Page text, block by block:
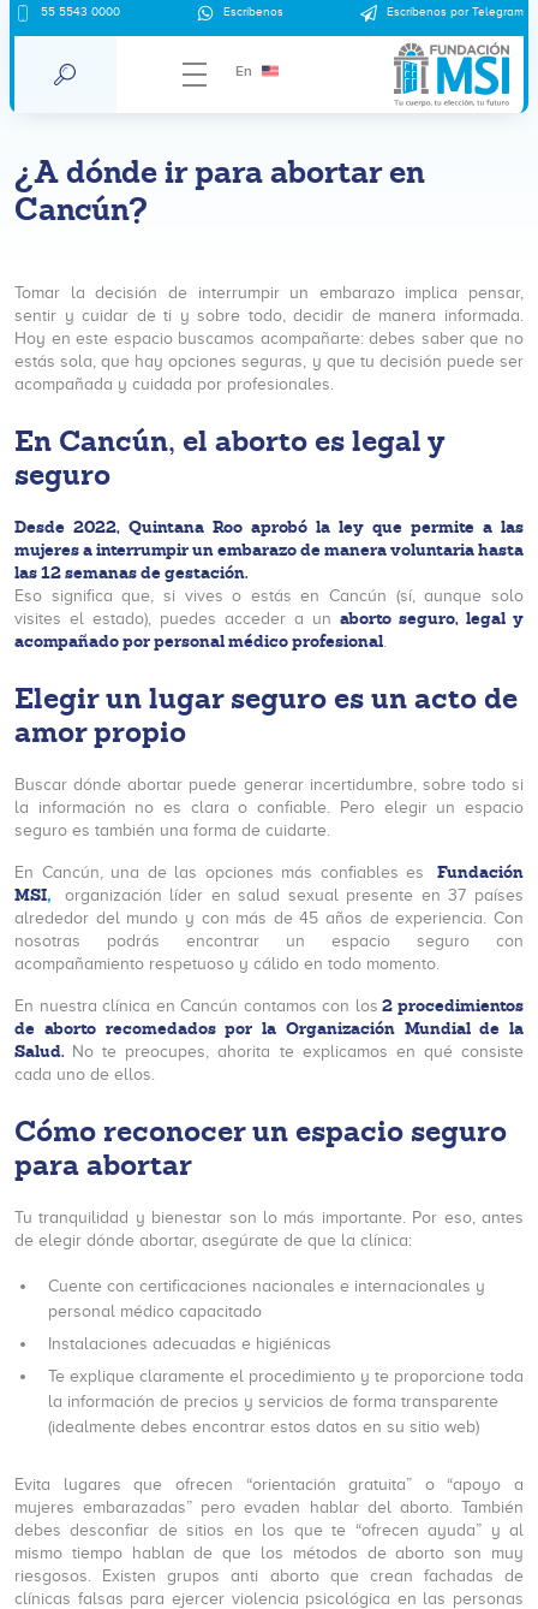
55 5543 0000 Escríbenos Escríbenos por Telegram
En
¿A dónde ir para abortar en
Cancún?
Tomar la decisión de interrumpir un embarazo implica pensar,
sentir y cuidar de ti y sobre todo, decidir de manera informada.
Hoy en este espacio buscamos acompañarte: debes saber que no
estás sola, que hay opciones seguras, y que tu decisión puede ser
acompañada y cuidada por profesionales.
En Cancún, el aborto es legal y
seguro
Desde 2022, Quintana Roo aprobó la ley que permite a las
mujeres a interrumpir un embarazo de manera voluntaria hasta
las 12 semanas de gestación.
Eso significa que, si vives o estás en Cancún (sí, aunque solo
visites el estado), puedes acceder a un aborto seguro, legal y
acompañado por personal médico profesional.
Elegir un lugar seguro es un acto de
amor propio
Buscar dónde abortar puede generar incertidumbre, sobre todo si
la información no es clara o confiable. Pero elegir un espacio
seguro es también una forma de cuidarte.
En Cancún, una de las opciones más confiables es
Fundación
MSI,
organización líder en salud sexual presente en 37 países
alrededor del mundo y con más de 45 años de experiencia. Con
nosotras podrás encontrar un espacio seguro con
acompañamiento respetuoso y cálido en todo momento.
En nuestra clínica en Cancún contamos con los 2 procedimientos
de aborto recomedados por la Organización Mundial de la
Salud. No te preocupes, ahorita te explicamos en qué consiste
cada uno de ellos.
Cómo reconocer un espacio seguro
para abortar
Tu tranquilidad y bienestar son lo más importante. Por eso, antes
de elegir dónde abortar, asegúrate de que la clínica:
Cuente con certificaciones nacionales e internacionales y
personal médico capacitado
Instalaciones adecuadas e higiénicas
Te explique claramente el procedimiento y te proporcione toda
la información de precios y servicios de forma transparente
(idealmente debes encontrar estos datos en su sitio web)
Evita lugares que ofrecen “orientación gratuita” o “apoyo a
mujeres embarazadas” pero evaden hablar del aborto. También
debes desconfiar de sitios en los que te “ofrecen ayuda” y al
mismo tiempo hablan de que los métodos de aborto son muy
riesgosos. Existen grupos anti aborto que crean fachadas de
clínicas falsas para ejercer violencia psicológica en las personas